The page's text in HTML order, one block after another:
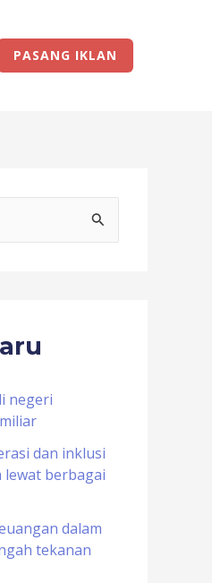
PASANG IKLAN
negeri
dan inklusi
lewat berbagai
dalam
tekanan